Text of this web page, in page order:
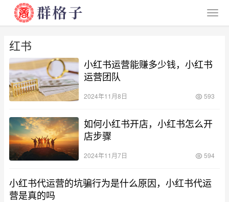
红书
小红书运营能赚多少钱，小红书
运营团队
2024年11月8日 593
如何小红书开店，小红书怎么开
店步骤
2024年11月7日 594
小红书代运营的坑骗行为是什么原因，小红书代运
营是真的吗